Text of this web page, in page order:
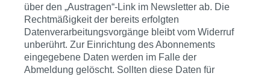
über den „Austragen“-Link im Newsletter ab. Die
Rechtmäßigkeit der bereits erfolgten
Datenverarbeitungsvorgänge bleibt vom Widerruf
unberührt. Zur Einrichtung des Abonnements
eingegebene Daten werden im Falle der
Abmeldung gelöscht. Sollten diese Daten für